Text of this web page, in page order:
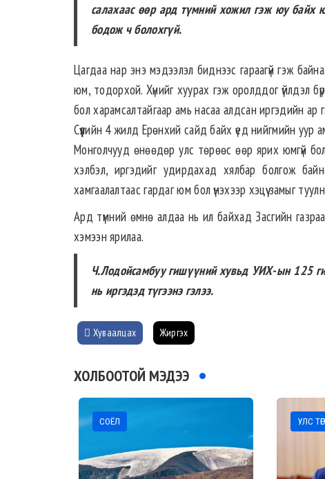
салахаас өөр ард түмний хожил гэж юу байх
бодож ч болохгүй.
Цагдаа нар энэ мэдээлэл биднээс гараагүй гэж
юм, тодорхой. Хүнийг хуурах гэж оролддог үйлдэл
бол харамсалтайгаар амь насаа алдсан иргэдийн ар
Сүүлийн 4 жилд Ерөнхий сайд байх үед нийгмийн уур
Монголчууд өнөөдөр улс төрөөс өөр ярих юмгүй
хэлбэл, иргэдийг удирдахад хялбар болгож
хамгаалалтаас гардаг юм бол үнэхээр хэцүү замыг
Ард түмний өмнө алдаа нь ил байхад Засгийн газраа
хэмээн ярилаа.
Ч.Лодойсамбуу гишүүний хувьд УИХ-ын 125
нь иргэдэд түгээнэ гэлээ.
Хуваалцах Жиргэх
ХОЛБООТОЙ МЭДЭЭ
СОЁЛ УЛС ТӨР